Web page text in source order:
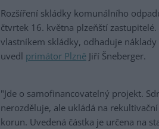
Rozšíření skládky komunálního
čtvrtek 16. května plzeňští
vlastníkem skládky, odhaduje
uvedl primátor Plzně Jiří Šneberger.
"Jde o samofinancovatelný projekt.
nerozděluje, ale ukládá na
korun. Uvedená částka je určena na